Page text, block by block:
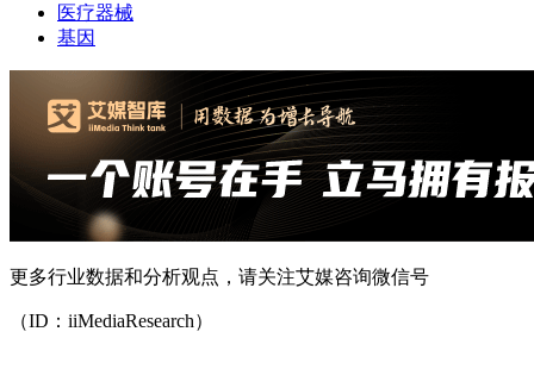
医疗器械
基因
更多行业数据和分析观点，请关注艾媒咨询微信号
（ID：iiMediaResearch）